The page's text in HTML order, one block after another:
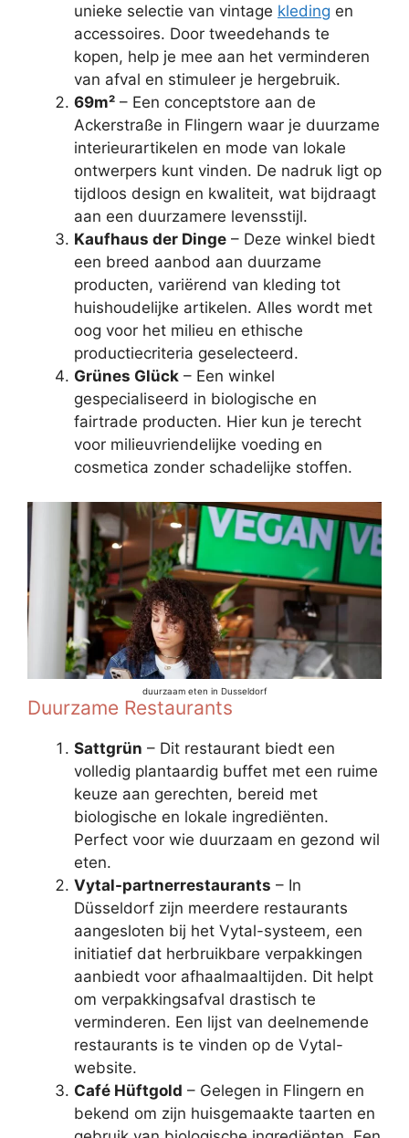
unieke selectie van vintage kleding en
accessoires. Door tweedehands te
kopen, help je mee aan het verminderen
van afval en stimuleer je hergebruik.
69m² – Een conceptstore aan de
Ackerstraße in Flingern waar je duurzame
interieurartikelen en mode van lokale
ontwerpers kunt vinden. De nadruk ligt op
tijdloos design en kwaliteit, wat bijdraagt
aan een duurzamere levensstijl.
Kaufhaus der Dinge – Deze winkel biedt
een breed aanbod aan duurzame
producten, variërend van kleding tot
huishoudelijke artikelen. Alles wordt met
oog voor het milieu en ethische
productiecriteria geselecteerd.
Grünes Glück – Een winkel
gespecialiseerd in biologische en
fairtrade producten. Hier kun je terecht
voor milieuvriendelijke voeding en
cosmetica zonder schadelijke stoffen.
duurzaam eten in Dusseldorf
Duurzame Restaurants
Sattgrün – Dit restaurant biedt een
volledig plantaardig buffet met een ruime
keuze aan gerechten, bereid met
biologische en lokale ingrediënten.
Perfect voor wie duurzaam en gezond wil
eten.
Vytal-partnerrestaurants – In
Düsseldorf zijn meerdere restaurants
aangesloten bij het Vytal-systeem, een
initiatief dat herbruikbare verpakkingen
aanbiedt voor afhaalmaaltijden. Dit helpt
om verpakkingsafval drastisch te
verminderen. Een lijst van deelnemende
restaurants is te vinden op de Vytal-
website.
Café Hüftgold – Gelegen in Flingern en
bekend om zijn huisgemaakte taarten en